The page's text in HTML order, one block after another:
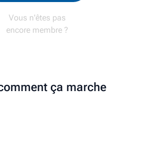
Vous n'êtes pas
encore membre ?
ça marche